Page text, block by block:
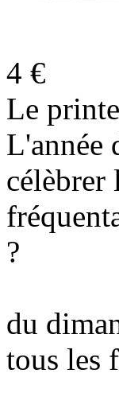
4 €
Le
L'année
célèbrer
?
du
tous les